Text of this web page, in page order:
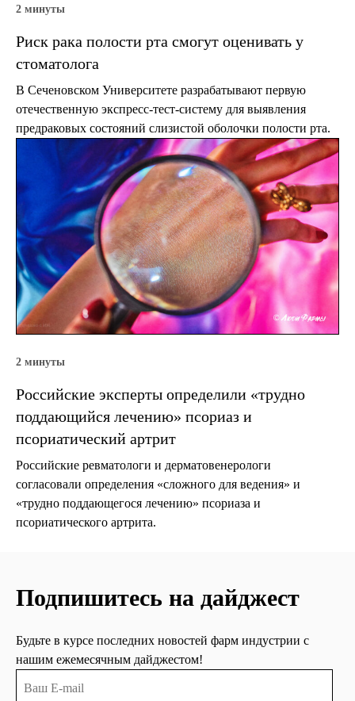
2 минуты
Риск рака полости рта смогут оценивать у
стоматолога
В Сеченовском Университете разрабатывают первую
отечественную экспресс-тест-систему для выявления
предраковых состояний слизистой оболочки полости рта.
2 минуты
Российские эксперты определили «трудно
поддающийся лечению» псориаз и
псориатический артрит
Российские ревматологи и дерматовенерологи
согласовали определения «сложного для ведения» и
«трудно поддающегося лечению» псориаза и
псориатического артрита.
Подпишитесь на дайджест
Будьте в курсе последних новостей фарм индустрии с
нашим ежемесячным дайджестом!